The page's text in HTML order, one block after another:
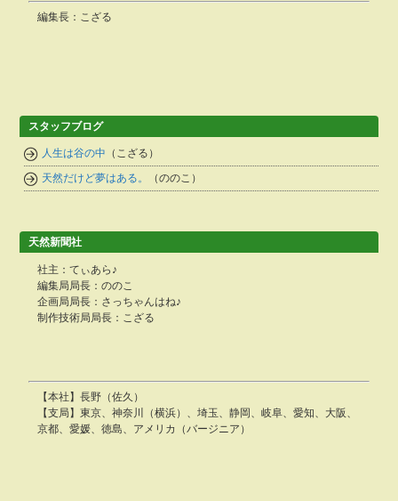
編集長：こざる
スタッフブログ
人生は谷の中 （こざる）
天然だけど夢はある。
（ののこ）
天然新聞社
社主：てぃあら♪
編集局局長：ののこ
企画局局長：さっちゃんはね♪
制作技術局局長：こざる
【本社】長野（佐久）
【支局】東京、神奈川（横浜）、埼玉、静岡、岐阜、愛知、大阪、
京都、愛媛、徳島、アメリカ（バージニア）